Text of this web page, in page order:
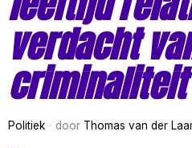
verdacht
criminaliteit
Politiek door Thomas van der